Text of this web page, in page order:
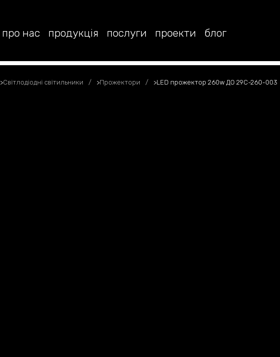
про нас продукція послуги проекти блог
>Світлодіодні світильники >Прожектори >LED прожектор 260w ДО 29С-260-003